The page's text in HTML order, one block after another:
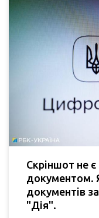
Скріншот не
документом.
документів
"Дія".